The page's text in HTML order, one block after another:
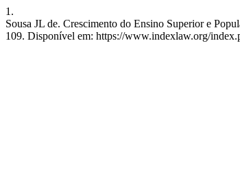
1.
Sousa JL de. Crescimento do Ensino Superior e
109. Disponível em: https://www.indexlaw.org/